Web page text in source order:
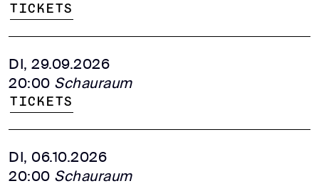
Tickets
DI, 29.09.2026
20:00 Schauraum
Tickets
DI, 06.10.2026
20:00 Schauraum